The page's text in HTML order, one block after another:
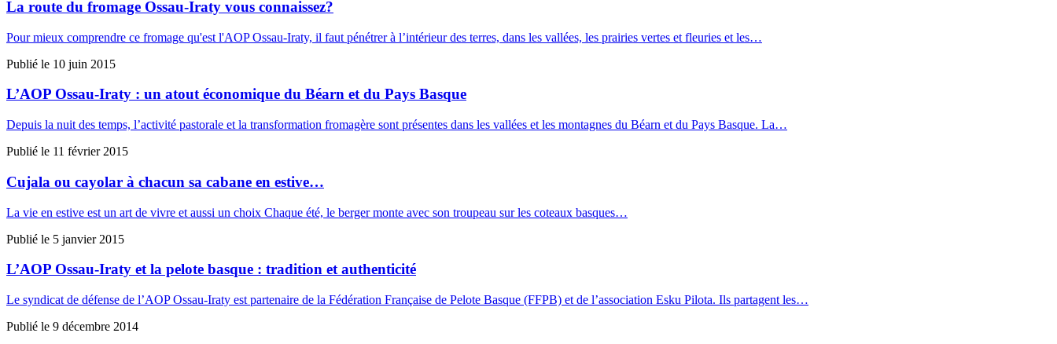
La route du fromage Ossau-Iraty vous connaissez?
Pour mieux comprendre ce fromage qu'est l'AOP Ossau-Iraty, il faut pénétrer à l’intérieur des terres, dans les vallées, les prairies vertes et fleuries et les…
Publié le 10 juin 2015
L’AOP Ossau-Iraty : un atout économique du Béarn et du Pays Basque
Depuis la nuit des temps, l’activité pastorale et la transformation fromagère sont présentes dans les vallées et les montagnes du Béarn et du Pays Basque. La…
Publié le 11 février 2015
Cujala ou cayolar à chacun sa cabane en estive…
La vie en estive est un art de vivre et aussi un choix Chaque été, le berger monte avec son troupeau sur les coteaux basques…
Publié le 5 janvier 2015
L’AOP Ossau-Iraty et la pelote basque : tradition et authenticité
Le syndicat de défense de l’AOP Ossau-Iraty est partenaire de la Fédération Française de Pelote Basque (FFPB) et de l’association Esku Pilota. Ils partagent les…
Publié le 9 décembre 2014